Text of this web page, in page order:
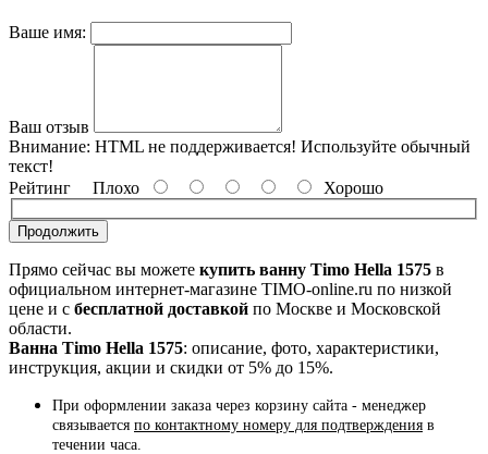
Ваше имя:
Ваш отзыв
Внимание: HTML не поддерживается! Используйте обычный
текст!
Рейтинг Плохо Хорошо
Продолжить
Прямо сейчас вы можете купить ванну Timo Hella 1575 в
официальном интернет-магазине TIMO-online.ru по низкой
цене и с бесплатной доставкой по Москве и Московской
области.
Ванна Timo Hella 1575: описание, фото, характеристики,
инструкция, акции и скидки от 5% до 15%.
При оформлении заказа через корзину сайта - менеджер
связывается по контактному номеру для подтверждения в
течении часа.